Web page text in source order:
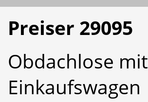
Preiser 29095
Obdachlose mit
Einkaufswagen